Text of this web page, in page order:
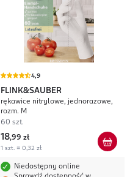
4,9
FLINK&SAUBER
rękawice nitrylowe, jednorazowe,
rozm. M
60 szt.
18,99 zł
1 szt. = 0,32 zł
Niedostępny online